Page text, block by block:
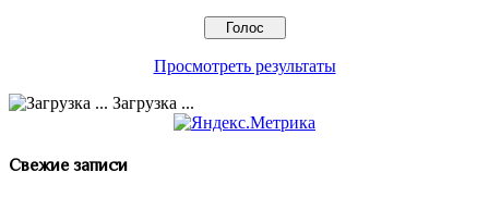
Просмотреть результаты
Загрузка ...
Свежие записи